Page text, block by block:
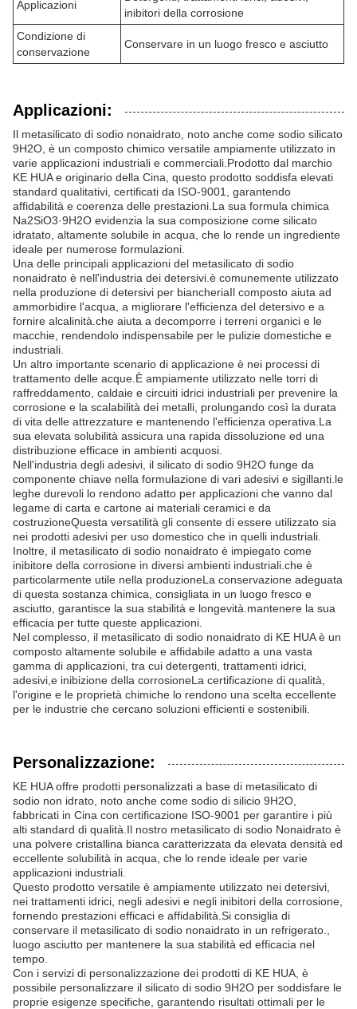
Applicazioni
inibitori della corrosione
Condizione di
conservazione
Conservare in un luogo fresco e asciutto
Applicazioni:
Il metasilicato di sodio nonaidrato, noto anche come sodio silicato
9H2O, è un composto chimico versatile ampiamente utilizzato in
varie applicazioni industriali e commerciali.Prodotto dal marchio
KE HUA e originario della Cina, questo prodotto soddisfa elevati
standard qualitativi, certificati da ISO-9001, garantendo
affidabilità e coerenza delle prestazioni.La sua formula chimica
Na2SiO3·9H2O evidenzia la sua composizione come silicato
idratato, altamente solubile in acqua, che lo rende un ingrediente
ideale per numerose formulazioni.
Una delle principali applicazioni del metasilicato di sodio
nonaidrato è nell'industria dei detersivi.è comunemente utilizzato
nella produzione di detersivi per biancheriaIl composto aiuta ad
ammorbidire l'acqua, a migliorare l'efficienza del detersivo e a
fornire alcalinità.che aiuta a decomporre i terreni organici e le
macchie, rendendolo indispensabile per le pulizie domestiche e
industriali.
Un altro importante scenario di applicazione è nei processi di
trattamento delle acque.È ampiamente utilizzato nelle torri di
raffreddamento, caldaie e circuiti idrici industriali per prevenire la
corrosione e la scalabilità dei metalli, prolungando così la durata
di vita delle attrezzature e mantenendo l'efficienza operativa.La
sua elevata solubilità assicura una rapida dissoluzione ed una
distribuzione efficace in ambienti acquosi.
Nell'industria degli adesivi, il silicato di sodio 9H2O funge da
componente chiave nella formulazione di vari adesivi e sigillanti.le
leghe durevoli lo rendono adatto per applicazioni che vanno dal
legame di carta e cartone ai materiali ceramici e da
costruzioneQuesta versatilità gli consente di essere utilizzato sia
nei prodotti adesivi per uso domestico che in quelli industriali.
Inoltre, il metasilicato di sodio nonaidrato è impiegato come
inibitore della corrosione in diversi ambienti industriali.che è
particolarmente utile nella produzioneLa conservazione adeguata
di questa sostanza chimica, consigliata in un luogo fresco e
asciutto, garantisce la sua stabilità e longevità.mantenere la sua
efficacia per tutte queste applicazioni.
Nel complesso, il metasilicato di sodio nonaidrato di KE HUA è un
composto altamente solubile e affidabile adatto a una vasta
gamma di applicazioni, tra cui detergenti, trattamenti idrici,
adesivi,e inibizione della corrosioneLa certificazione di qualità,
l'origine e le proprietà chimiche lo rendono una scelta eccellente
per le industrie che cercano soluzioni efficienti e sostenibili.
Personalizzazione:
KE HUA offre prodotti personalizzati a base di metasilicato di
sodio non idrato, noto anche come sodio di silicio 9H2O,
fabbricati in Cina con certificazione ISO-9001 per garantire i più
alti standard di qualità.Il nostro metasilicato di sodio Nonaidrato è
una polvere cristallina bianca caratterizzata da elevata densità ed
eccellente solubilità in acqua, che lo rende ideale per varie
applicazioni industriali.
Questo prodotto versatile è ampiamente utilizzato nei detersivi,
nei trattamenti idrici, negli adesivi e negli inibitori della corrosione,
fornendo prestazioni efficaci e affidabilità.Si consiglia di
conservare il metasilicato di sodio nonaidrato in un refrigerato.,
luogo asciutto per mantenere la sua stabilità ed efficacia nel
tempo.
Con i servizi di personalizzazione dei prodotti di KE HUA, è
possibile personalizzare il silicato di sodio 9H2O per soddisfare le
proprie esigenze specifiche, garantendo risultati ottimali per le